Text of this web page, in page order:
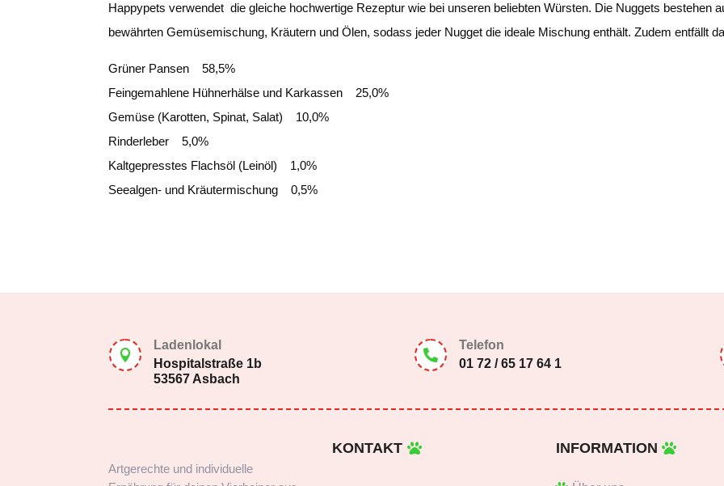
Happypets verwendet die gleiche hochwertige Rezeptur wie bei unseren beliebten Würsten. Die Nuggets bestehen
bewährten Gemüsemischung, Kräutern und Ölen, sodass jeder Nugget die ideale Mischung enthält. Zudem entfällt
Grüner Pansen 58,5%
Feingemahlene Hühnerhälse und Karkassen 25,0%
Gemüse (Karotten, Spinat, Salat) 10,0%
Rinderleber 5,0%
Kaltgepresstes Flachsöl (Leinöl) 1,0%
Seealgen- und Kräutermischung 0,5%

Ladenlokal
Hospitalstraße 1b
53567 Asbach

Telefon
01 72 / 65 17 64 1
Artgerechte und individuelle
KONTAKT INFORMATION